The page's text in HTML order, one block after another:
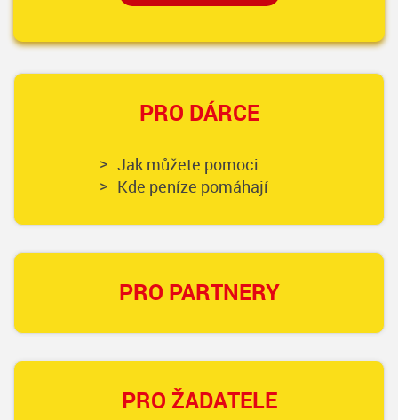
PRO DÁRCE
Jak můžete pomoci
Kde peníze pomáhají
PRO PARTNERY
PRO ŽADATELE